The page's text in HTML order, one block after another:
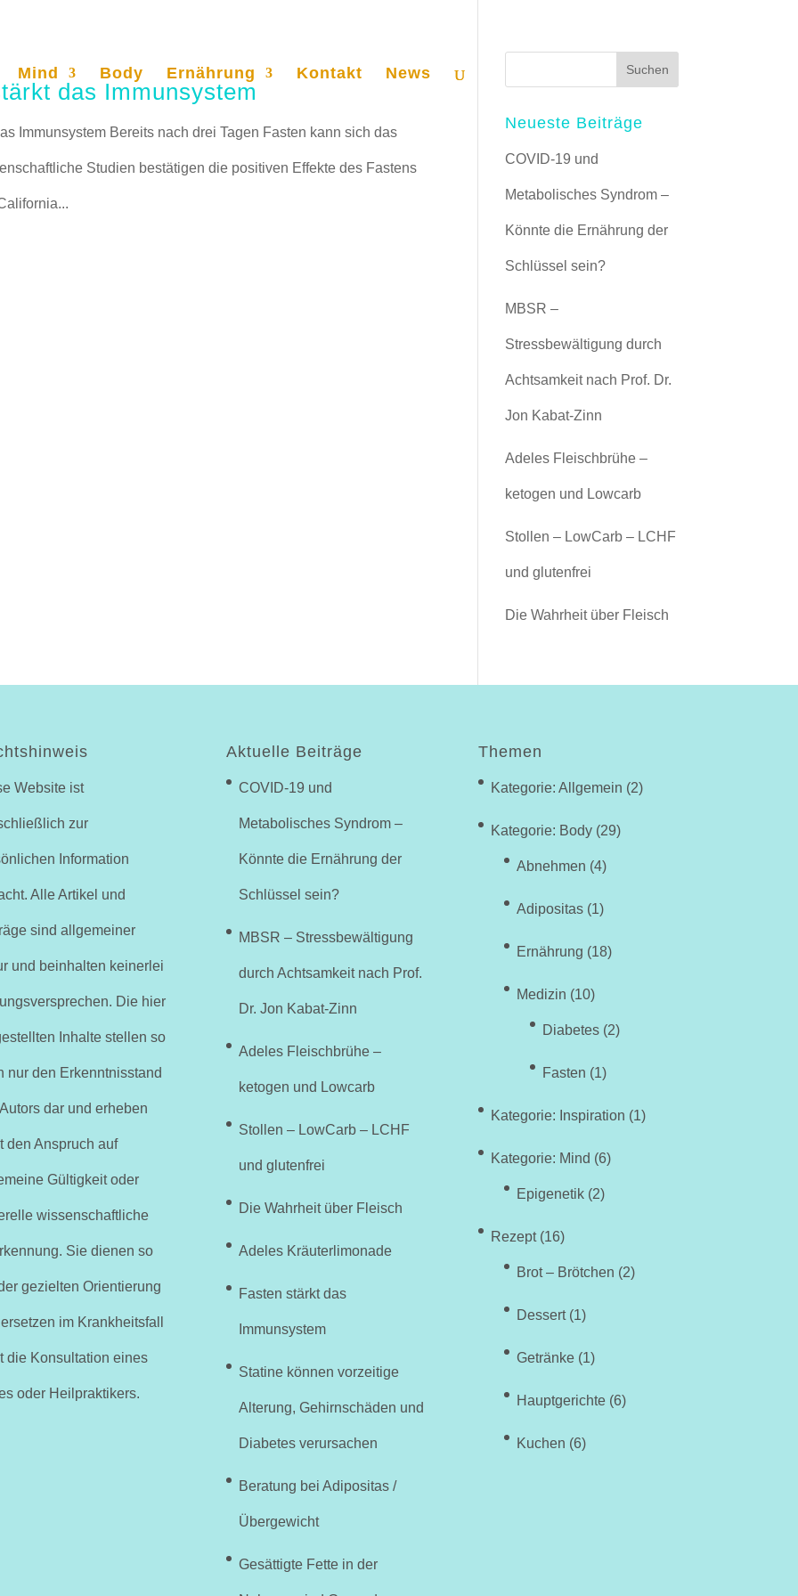
Mind Body Ernährung Kontakt News
das Immunsystem
Immunsystem Bereits nach drei Tagen Fasten kann sich das
Studien bestätigen die positiven Effekte des Fastens
Neueste Beiträge
COVID-19 und
Metabolisches Syndrom –
Könnte die Ernährung der
Schlüssel sein?
MBSR –
Stressbewältigung durch
Achtsamkeit nach Prof. Dr.
Jon Kabat-Zinn
Adeles Fleischbrühe –
ketogen und Lowcarb
Stollen – LowCarb – LCHF
und glutenfrei
Die Wahrheit über Fleisch
Website ist
zur
Information
Alle Artikel und
sind allgemeiner
und beinhalten keinerlei
Die hier
Inhalte stellen so
nur den Erkenntnisstand
dar und erheben
den Anspruch auf
Gültigkeit oder
wissenschaftliche
Sie dienen so
gezielten Orientierung
im Krankheitsfall
die Konsultation eines
oder Heilpraktikers.
Aktuelle Beiträge
COVID-19 und
Metabolisches Syndrom –
Könnte die Ernährung der
Schlüssel sein?
MBSR – Stressbewältigung
durch Achtsamkeit nach Prof.
Dr. Jon Kabat-Zinn
Adeles Fleischbrühe –
ketogen und Lowcarb
Stollen – LowCarb – LCHF
und glutenfrei
Die Wahrheit über Fleisch
Adeles Kräuterlimonade
Fasten stärkt das
Immunsystem
Statine können vorzeitige
Alterung, Gehirnschäden und
Diabetes verursachen
Beratung bei Adipositas /
Übergewicht
Gesättigte Fette in der
Themen
Kategorie: Allgemein (2)
Kategorie: Body (29)
Abnehmen (4)
Adipositas (1)
Ernährung (18)
Medizin (10)
Diabetes (2)
Fasten (1)
Kategorie: Inspiration (1)
Kategorie: Mind (6)
Epigenetik (2)
Rezept(16)
Brot – Brötchen (2)
Dessert(1)
Getränke (1)
Hauptgerichte (6)
Kuchen (6)